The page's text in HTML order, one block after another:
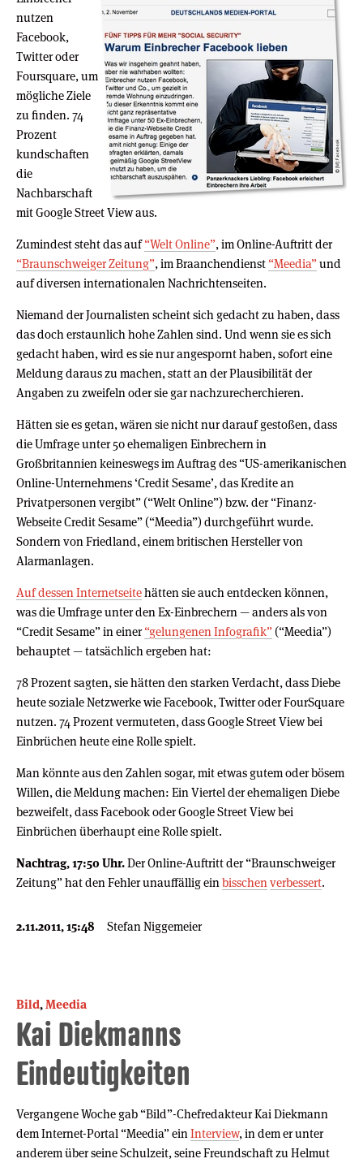
nutzen
Facebook,
Twitter oder
Foursquare, um
mögliche Ziele
zu finden. 74
Prozent
kundschaften
die
Nachbarschaft
mit Google Street View aus.
Zumindest steht das auf“Welt Online”, im Online-Auftritt der
“Braunschweiger Zeitung”, im Braanchendienst “Meedia”und
auf diversen internationalen Nachrichtenseiten.
Niemand der Journalisten scheint sich gedacht zu haben, dass
das doch erstaunlich hohe Zahlen sind. Und wenn sie es sich
gedacht haben, wird es sie nur angespornt haben, sofort eine
Meldung daraus zu machen, statt an der Plausibilität der
Angaben zu zweifeln oder sie gar nachzurecherchieren.
Hätten sie es getan, wären sie nicht nur darauf gestoßen, dass
die Umfrage unter 50 ehemaligen Einbrechern in
Großbritannien keineswegs im Auftrag des “US-amerikanischen
Online-Unternehmens ‘Credit Sesame’, das Kredite an
Privatpersonen vergibt” (“Welt Online”) bzw. der “Finanz-
Webseite Credit Sesame” (“Meedia”) durchgeführt wurde.
Sondern von Friedland, einem britischen Hersteller von
Alarmanlagen.
Auf dessen Internetseitehätten sie auch entdecken können,
was die Umfrage unter den Ex-Einbrechern — anders als von
“Credit Sesame” in einer“gelungenen Infografik” (“Meedia”)
behauptet — tatsächlich ergeben hat:
78 Prozent sagten, sie hätten den starken Verdacht, dass Diebe
heute soziale Netzwerke wie Facebook, Twitter oder FourSquare
nutzen. 74 Prozent vermuteten, dass Google Street View bei
Einbrüchen heute eine Rolle spielt.
Man könnte aus den Zahlen sogar, mit etwas gutem oder bösem
Willen, die Meldung machen: Ein Viertel der ehemaligen Diebe
bezweifelt, dass Facebook oder Google Street View bei
Einbrüchen überhaupt eine Rolle spielt.
Nachtrag, 17:50 Uhr.Der Online-Auftritt der “Braunschweiger
Zeitung” hat den Fehler unauffällig einbisschenverbessert.
2.11.2011, 15:48 Stefan Niggemeier
Bild,Meedia
Kai Diekmanns
Eindeutigkeiten
Vergangene Woche gab “Bild”-Chefredakteur Kai Diekmann
dem Internet-Portal “Meedia” einInterview, in dem er unter
anderem über seine Schulzeit, seine Freundschaft zu Helmut